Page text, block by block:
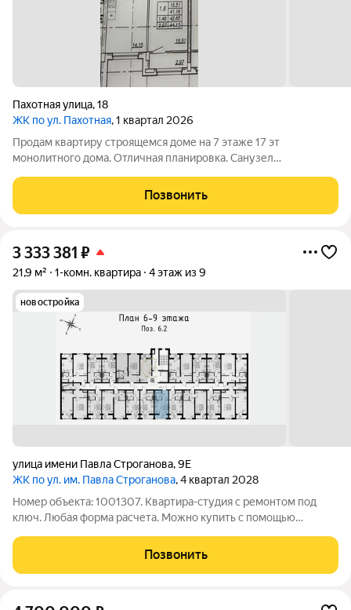
Пахотная улица,18
ЖК по ул. Пахотная, 1 квартал 2026
Продам квартиру строящемся доме на 7 этаже 17 эт
монолитного дома. Отличная планировка. Санузел
дома март 2026 г. В наличии есть другие планировки и этажи.
Звоните, уточняйте. Продажа только за
Позвонить
3 333 381 ₽
21,9 м² 1-комн. квартира 4 этаж из 9
новостройка
улица имени Павла Строганова,9Е
ЖК по ул. им. Павла Строганова, 4 квартал 2028
Номер объекта: 1001307. Квартира-студия с ремонтом под
ключ. Любая форма расчета. Можно купить с помощью
Площадь 21,93 м кв. Кухня: 5 м, жилая: 9,46 м. Сдается во 2
квартале 2027 года.
Позвонить